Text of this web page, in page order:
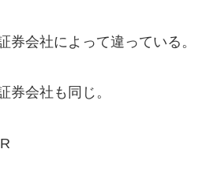
会社によって違っている。
会社も同じ。